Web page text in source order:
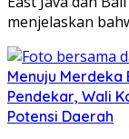
menjelaskan
Menuju
Pendekar, Wali
Potensi Daerah